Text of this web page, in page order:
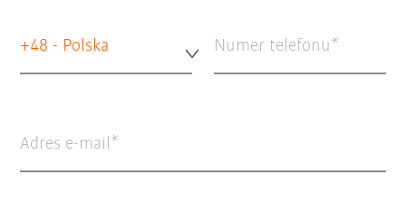
+48 - Polska Numer telefonu
Adres e-mail